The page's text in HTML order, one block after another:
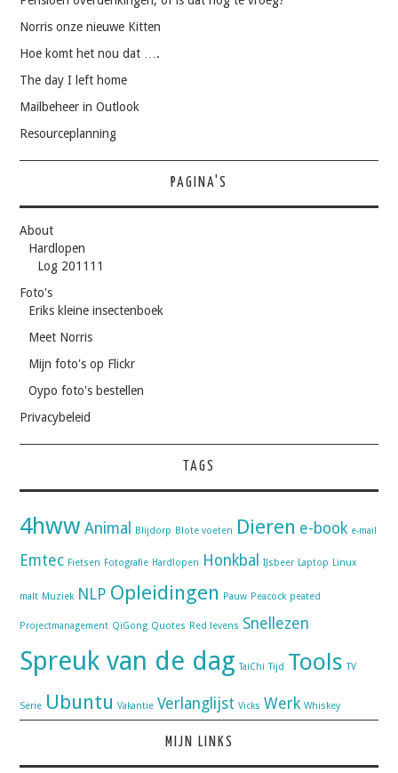
Norris onze nieuwe Kitten
Hoe komt het nou dat ….
The day I left home
Mailbeheer in Outlook
Resourceplanning
PAGINA'S
About
Hardlopen
Log 201111
Foto's
Eriks kleine insectenboek
Meet Norris
Mijn foto's op Flickr
Oypo foto's bestellen
Privacybeleid
TAGS
4hww Animal Blijdorp Blote voeten Dieren e-book e-mail
Emtec Fietsen Fotografie Hardlopen Honkbal IJsbeer Laptop Linux
malt Muziek NLP Opleidingen Pauw Peacock peated
Projectmanagement QiGong Quotes Red levens Snellezen
Spreuk van de dag TaiChi Tijd Tools TV
Serie Ubuntu Vakantie Verlanglijst Vicks Werk Whiskey
MIJN LINKS